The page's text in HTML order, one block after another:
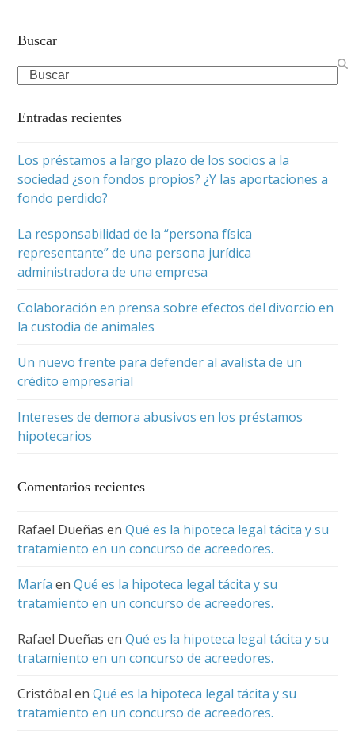
Buscar
Search
Entradas recientes
Los préstamos a largo plazo de los socios a la
sociedad ¿son fondos propios? ¿Y las aportaciones a
fondo perdido?
La responsabilidad de la “persona física
representante” de una persona jurídica
administradora de una empresa
Colaboración en prensa sobre efectos del divorcio en
la custodia de animales
Un nuevo frente para defender al avalista de un
crédito empresarial
Intereses de demora abusivos en los préstamos
hipotecarios
Comentarios recientes
Rafael Dueñas enQué es la hipoteca legal tácita y su
tratamiento en un concurso de acreedores.
María enQué es la hipoteca legal tácita y su
tratamiento en un concurso de acreedores.
Rafael Dueñas enQué es la hipoteca legal tácita y su
tratamiento en un concurso de acreedores.
Cristóbal enQué es la hipoteca legal tácita y su
tratamiento en un concurso de acreedores.